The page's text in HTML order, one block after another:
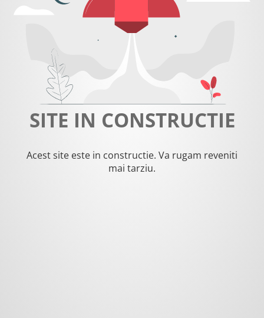
SITE IN CONSTRUCTIE
Acest site este in constructie. Va rugam reveniti
mai tarziu.